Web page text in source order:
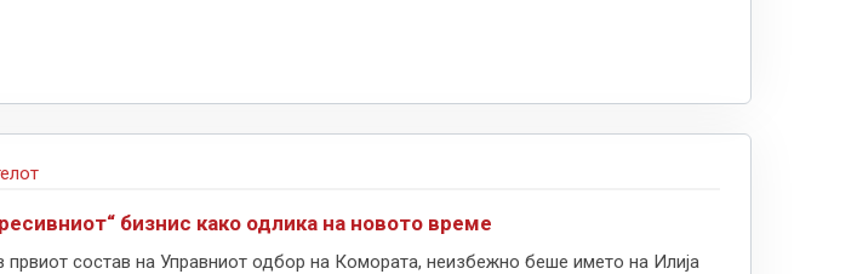
бизнис како одлика на новото време
првиот состав на Управниот одбор на Комората, неизбежно беше името на Илија